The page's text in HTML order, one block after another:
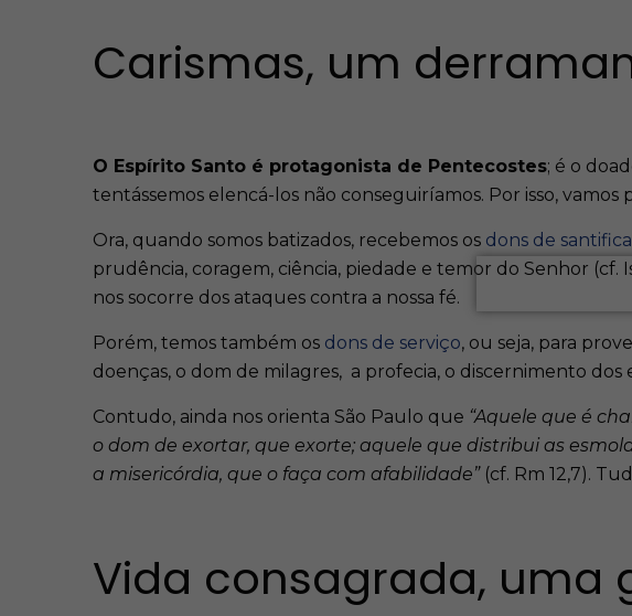
Carismas, um
O Espírito Santo é protagonista de Pentecostes; é o
tentássemos elencá-los não conseguiríamos. Por isso,
Ora, quando somos batizados, recebemos os dons de
prudência, coragem, ciência, piedade e temor do Senhor (cf.
nos socorre dos ataques contra a nossa fé.
Porém, temos também os dons de serviço, ou seja, para
doenças, o dom de milagres, a profecia, o discernimento
Contudo, ainda nos orienta São Paulo que “Aquele que é
o dom de exortar, que exorte; aquele que distribui as
a misericórdia, que o faça com afabilidade” (cf. Rm 12,7).
Vida consagrada, uma